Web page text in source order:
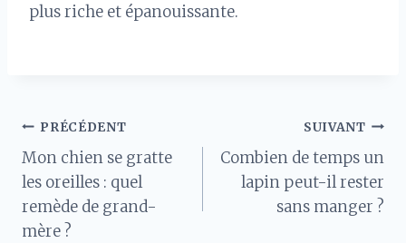
plus riche et épanouissante.
Navigation
de
l’article
PRÉCÉDENT
Mon chien se gratte
les oreilles : quel
remède de grand-
mère ?
SUIVANT
Combien de temps un
lapin peut-il rester
sans manger​ ?